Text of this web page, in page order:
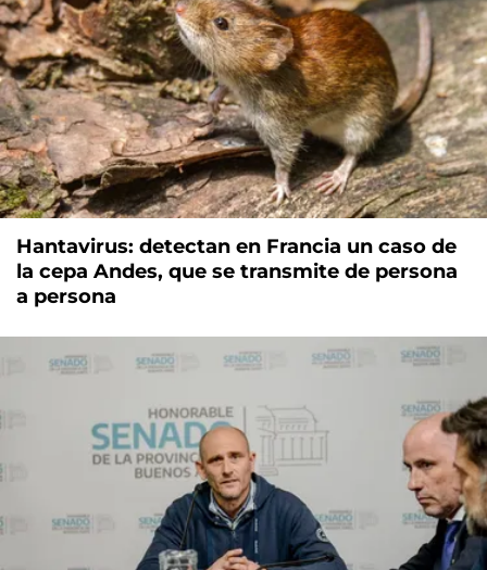
Hantavirus: detectan en Francia un caso de
la cepa Andes, que se transmite de persona
a persona